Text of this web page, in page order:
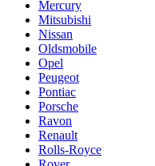
Mercury
Mitsubishi
Nissan
Oldsmobile
Opel
Peugeot
Pontiac
Porsche
Ravon
Renault
Rolls-Royce